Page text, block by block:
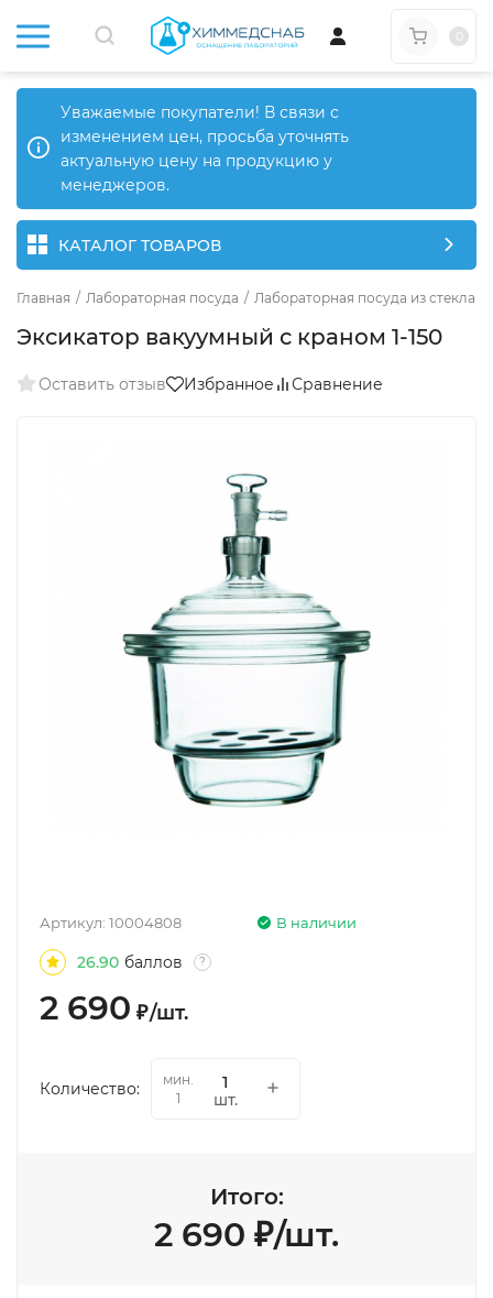
Уважаемые покупатели! В связи с
изменением цен, просьба уточнять
актуальную цену на продукцию у
менеджеров.
КАТАЛОГ ТОВАРОВ
Главная / Лабораторная посуда / Лабораторная посуда из стекла
Эксикатор вакуумный с краном 1-150
Оставить отзыв Избранное Сравнение
В наличии
Артикул: 10004808
26.90 баллов ?
2 690 ₽/шт.
Количество:
мин.
1
шт.
Итого:
2 690 ₽/шт.